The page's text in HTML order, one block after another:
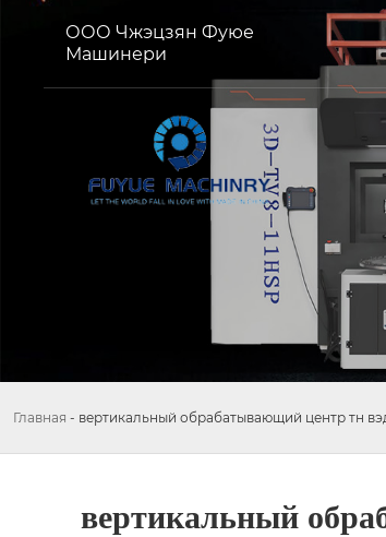
ООО Чжэцзян Фуюе
Машинери
Главная - вертикальный обрабатывающий центр тн
вертикальный